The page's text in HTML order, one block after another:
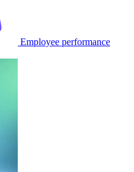
Employee performance